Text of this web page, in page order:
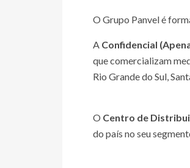
O Grupo Panvel é
A Confidencial
que comercializam
Rio Grande do Sul,
O Centro de
do país no seu